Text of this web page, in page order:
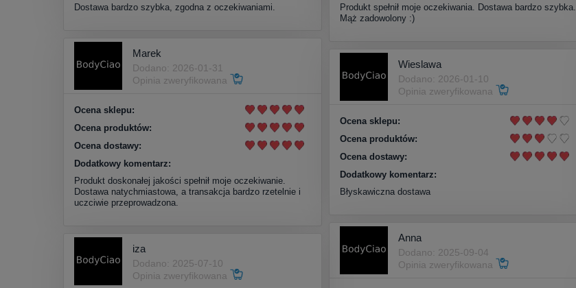
Dostawa bardzo szybka, zgodna z oczekiwaniami.
Produkt spełnił moje oczekiwania. Dostawa bardzo szybka.
Mąż zadowolony :)
Marek
Dodano: 2026-01-31
Opinia zweryfikowana
Ocena sklepu:
Ocena produktów:
Ocena dostawy:
Dodatkowy komentarz:
Produkt doskonałej jakości spełnił moje oczekiwanie.
Dostawa natychmiastowa, a transakcja bardzo rzetelnie i
uczciwie przeprowadzona.
Wieslawa
Dodano: 2026-01-10
Opinia zweryfikowana
Ocena sklepu:
Ocena produktów:
Ocena dostawy:
Dodatkowy komentarz:
Błyskawiczna dostawa
Anna
Dodano: 2025-09-04
Opinia zweryfikowana
iza
Dodano: 2025-07-10
Opinia zweryfikowana